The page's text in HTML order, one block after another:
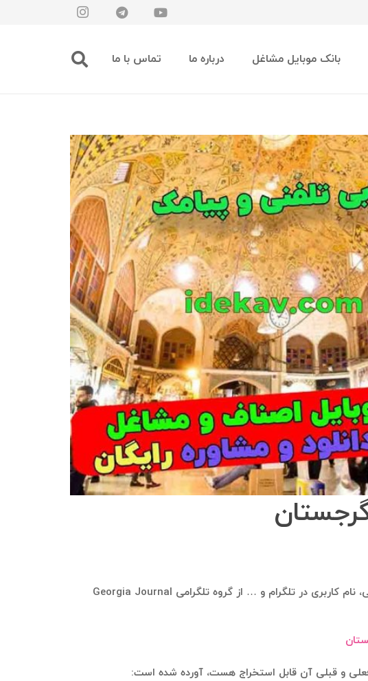
بانک موبایل مشاغل درباره ما تماس با ما
در سامانه بازاریابی ایده‌کاو، این امکان وجود دارد که بانک موبایل و اطلاعات شامل شماره موبایل، نام، نام خانوادگی، نام کاربری در تلگرام و … از گروه تلگرامی Georgia Journal